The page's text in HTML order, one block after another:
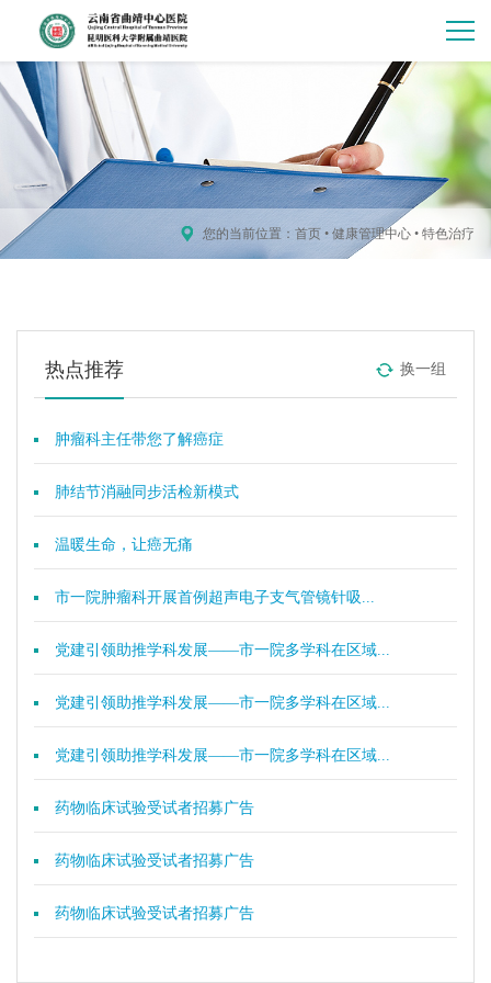
您的当前位置： 首页 • 健康管理中心 • 特色治疗
热点推荐 换一组
肿瘤科主任带您了解癌症
肺结节消融同步活检新模式
温暖生命，让癌无痛
市一院肿瘤科开展首例超声电子支气管镜针吸...
党建引领助推学科发展——市一院多学科在区域...
党建引领助推学科发展——市一院多学科在区域...
党建引领助推学科发展——市一院多学科在区域...
药物临床试验受试者招募广告
药物临床试验受试者招募广告
药物临床试验受试者招募广告